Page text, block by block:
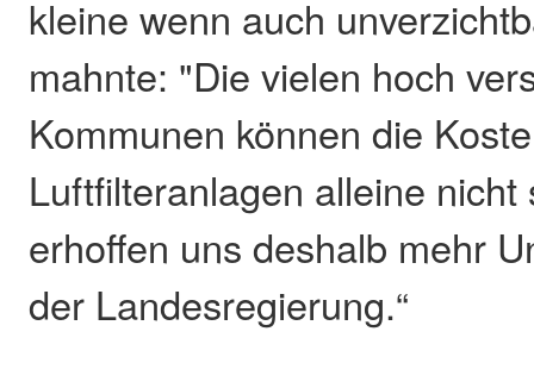
kleine wenn auch
mahnte: "Die vielen hoch
Kommunen können die
Luftfilteranlagen alleine
erhoffen uns deshalb mehr
der Landesregierung.“